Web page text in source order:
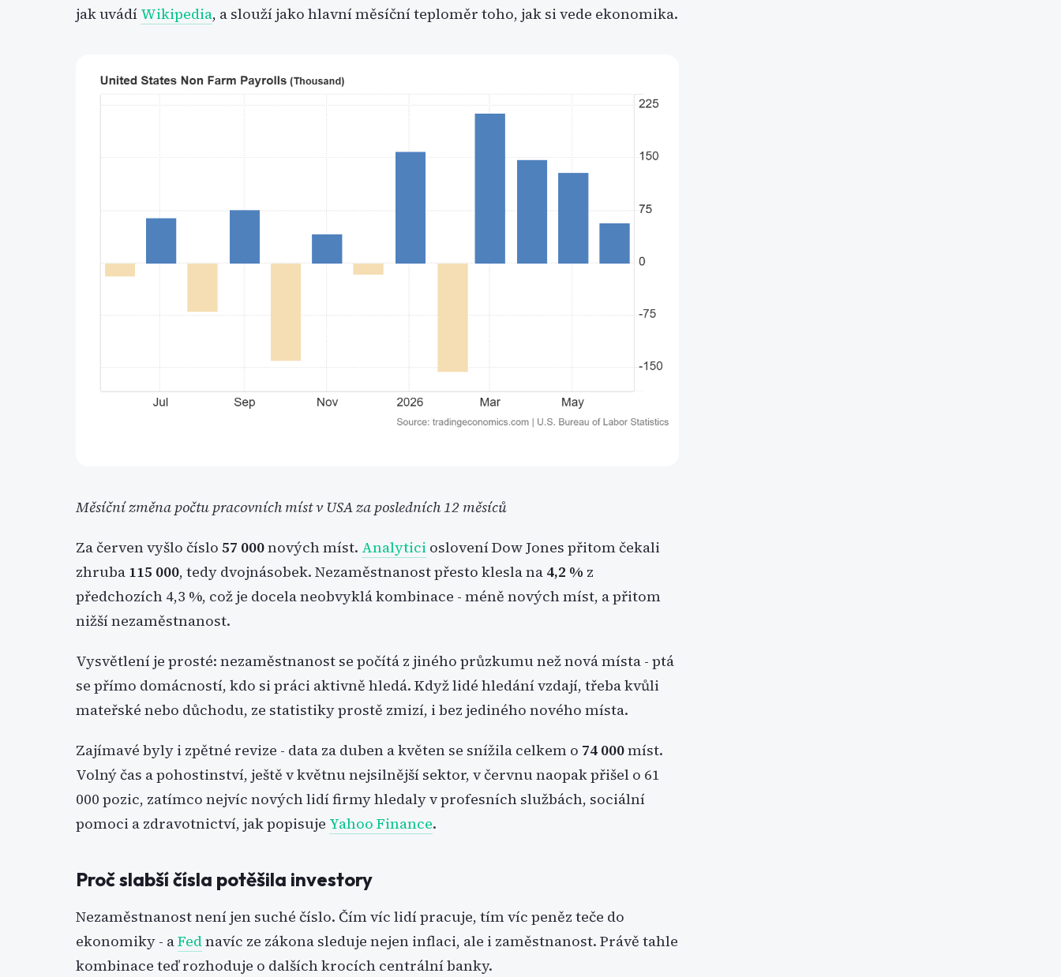
jak uvádí Wikipedia, a slouží jako hlavní měsíční teploměr toho, jak si vede ekonomika.
Měsíční změna počtu pracovních míst v USA za posledních 12 měsíců
Za červen vyšlo číslo 57 000nových míst. Analytici oslovení Dow Jones přitom čekali
zhruba 115 000, tedy dvojnásobek. Nezaměstnanost přesto klesla na 4,2 % z
předchozích 4,3 %, což je docela neobvyklá kombinace - méně nových míst, a přitom
nižší nezaměstnanost.
Vysvětlení je prosté: nezaměstnanost se počítá z jiného průzkumu než nová místa - ptá
se přímo domácností, kdo si práci aktivně hledá. Když lidé hledání vzdají, třeba kvůli
mateřské nebo důchodu, ze statistiky prostě zmizí, i bez jediného nového místa.
Zajímavé byly i zpětné revize - data za duben a květen se snížila celkem o 74 000míst.
Volný čas a pohostinství, ještě v květnu nejsilnější sektor, v červnu naopak přišel o 61
000 pozic, zatímco nejvíc nových lidí firmy hledaly v profesních službách, sociální
pomoci a zdravotnictví, jak popisuje Yahoo Finance.
Proč slabší čísla potěšila investory
Nezaměstnanost není jen suché číslo. Čím víc lidí pracuje, tím víc peněz teče do
ekonomiky - aFednavíc ze zákona sleduje nejen inflaci, ale i zaměstnanost. Právě tahle
kombinace teď rozhoduje o dalších krocích centrální banky.